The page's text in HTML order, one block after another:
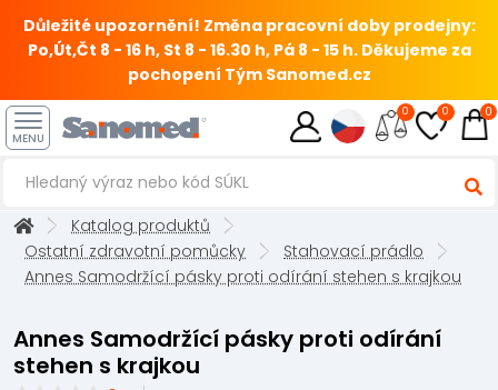
Důležité upozornění! Změna pracovní doby prodejny:
Po,Út,Čt 8 - 16 h, St 8 - 16.30 h, Pá 8 - 15 h. Děkujeme za
pochopení Tým Sanomed.cz
MENU
0 0 0
Katalog produktů
Ostatní zdravotní pomůcky
Stahovací prádlo
Annes Samodržící pásky proti odírání stehen s krajkou
Annes Samodržící pásky proti odírání
stehen s krajkou